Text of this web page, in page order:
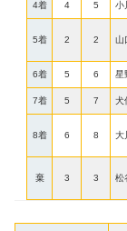
4着 4 5 小
5着 2 2 山
6着 5 6 星
7着 5 7 犬
8着 6 8 大
棄 3 3 松